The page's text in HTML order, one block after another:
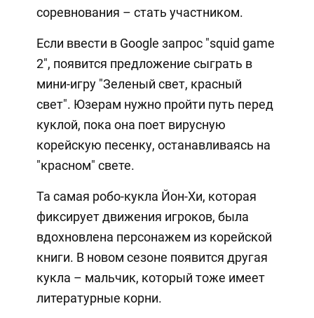
соревнования – стать участником.
Если ввести в Google запрос "squid game
2", появится предложение сыграть в
мини-игру "Зеленый свет, красный
свет". Юзерам нужно пройти путь перед
куклой, пока она поет вирусную
корейскую песенку, останавливаясь на
"красном" свете.
Та самая робо-кукла Йон-Хи, которая
фиксирует движения игроков, была
вдохновлена персонажем из корейской
книги. В новом сезоне появится другая
кукла – мальчик, который тоже имеет
литературные корни.